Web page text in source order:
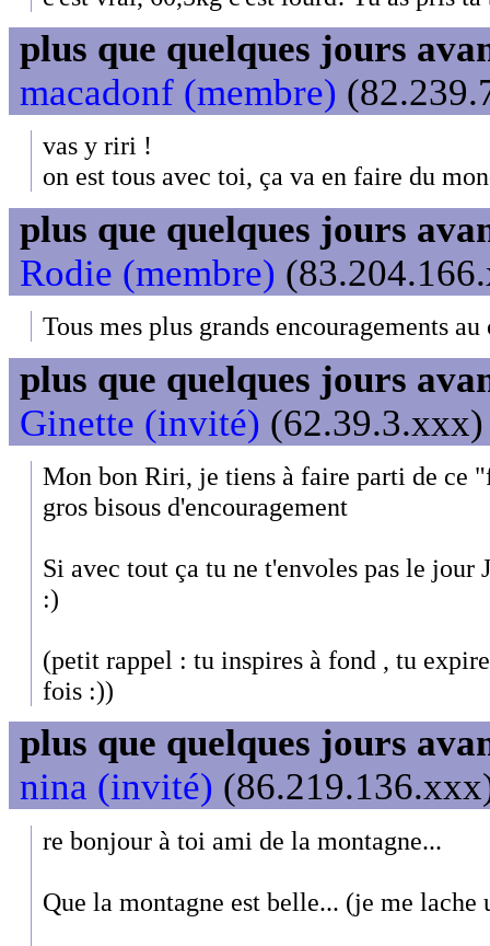
plus que quelques jours
macadonf (membre)
vas y riri !
on est tous avec toi, ça va en faire du
plus que quelques jours
Rodie (membre)
Tous mes plus grands encouragements
plus que quelques jours
Ginette (invité)
Mon bon Riri, je tiens à faire parti de ce
gros bisous d'encouragement
Si avec tout ça tu ne t'envoles pas le jour
:)
(petit rappel : tu inspires à fond , tu
fois :))
plus que quelques jours
nina (invité)
re bonjour à toi ami de la montagne...
Que la montagne est belle... (je me lache